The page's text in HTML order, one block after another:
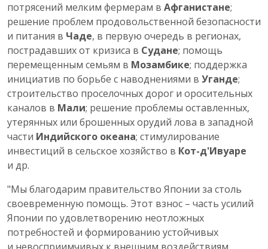
потрясений мелким фермерам в Афганистане;
решение проблем продовольственной безопасности
и питания в Чаде, в первую очередь в регионах,
пострадавших от кризиса в Судане; помощь
перемещенным семьям в Мозамбике; поддержка
инициатив по борьбе с наводнениями в Уганде;
строительство проселочных дорог и оросительных
каналов в Мали; решение проблемы оставленных,
утерянных или брошенных орудий лова в западной
части Индийского океана; стимулирование
инвестиций в сельское хозяйство в Кот-д'Ивуаре
и др.
"Мы благодарим правительство Японии за столь
своевременную помощь. Этот взнос – часть усилий
Японии по удовлетворению неотложных
потребностей и формированию устойчивых